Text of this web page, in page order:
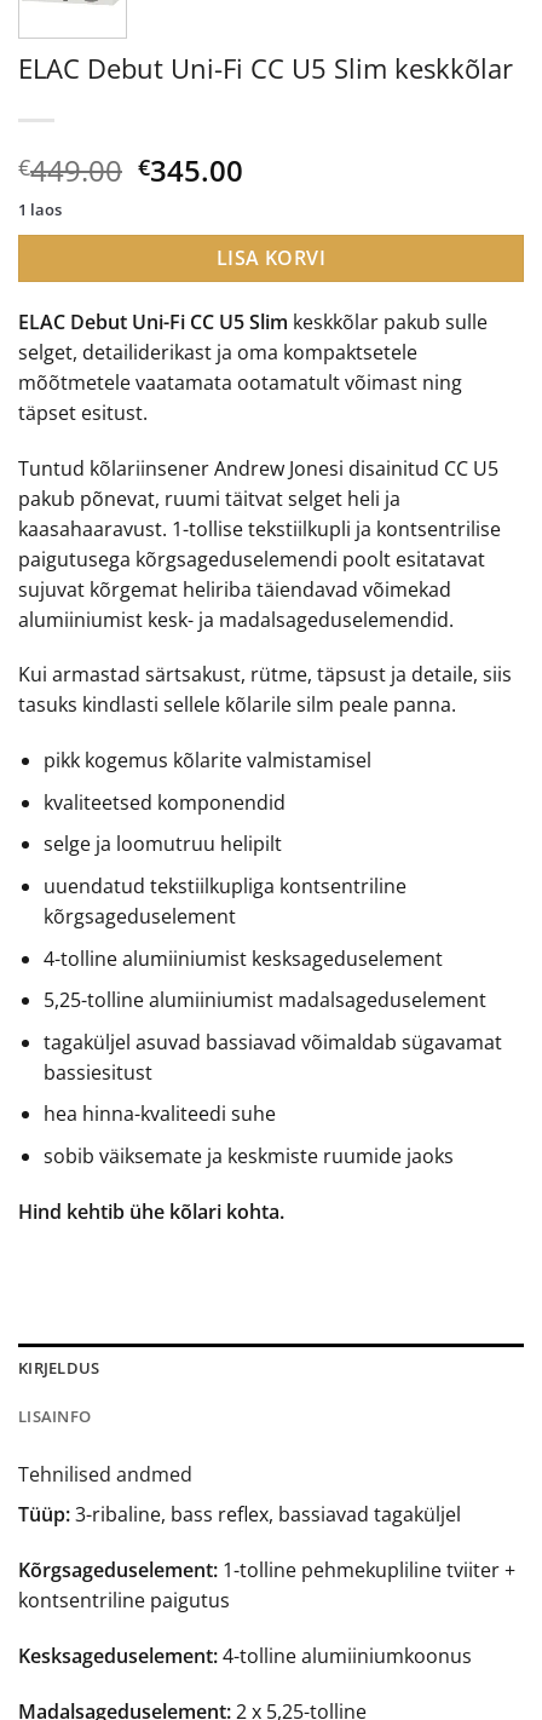
ELAC Debut Uni-Fi CC U5 Slim keskkõlar
€449.00 Algne
oli:
€449.00.
€345.00
is:
€345.00.
ELAC Debut Uni-Fi CC U5 Slim keskkõlar pakub sulle
selget, detailiderikast ja oma kompaktsetele
mõõtmetele vaatamata ootamatult võimast ning
täpset esitust.
Tuntud kõlariinsener Andrew Jonesi disainitud CC U5
pakub põnevat, ruumi täitvat selget heli ja
kaasahaaravust. 1-tollise tekstiilkupli ja kontsentrilise
paigutusega kõrgsageduselemendi poolt esitatavat
sujuvat kõrgemat heliriba täiendavad võimekad
alumiiniumist kesk- ja madalsageduselemendid.
Kui armastad särtsakust, rütme, täpsust ja detaile, siis
tasuks kindlasti sellele kõlarile silm peale panna.
pikk kogemus kõlarite valmistamisel
kvaliteetsed komponendid
selge ja loomutruu helipilt
uuendatud tekstiilkupliga kontsentriline
kõrgsageduselement
4-tolline alumiiniumist kesksageduselement
5,25-tolline alumiiniumist madalsageduselement
tagaküljel asuvad bassiavad võimaldab sügavamat
bassiesitust
hea hinna-kvaliteedi suhe
sobib väiksemate ja keskmiste ruumide jaoks
Hind kehtib ühe kõlari kohta.
1 laos
LISA KORVI
KIRJELDUS
LISAINFO
Tehnilised andmed
Tüüp:3-ribaline, bass reflex, bassiavad tagaküljel
Kõrgsageduselement: 1-tolline pehmekupliline tviiter +
kontsentriline paigutus
Kesksageduselement:4-tolline alumiiniumkoonus
Madalsageduselement:2 x 5,25-tolline